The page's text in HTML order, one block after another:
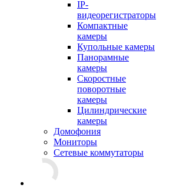
IP-
видеорегистраторы
Компактные
камеры
Купольные камеры
Панорамные
камеры
Скоростные
поворотные
камеры
Цилиндрические
камеры
Домофония
Мониторы
Сетевые коммутаторы